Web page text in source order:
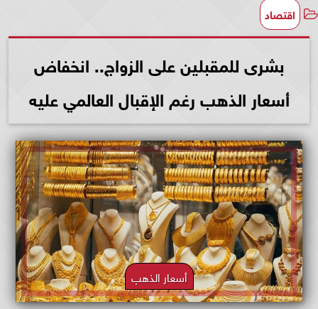
اقتصاد
بشرى للمقبلين على الزواج.. انخفاض
أسعار الذهب رغم الإقبال العالمي عليه
أسعار الذهب